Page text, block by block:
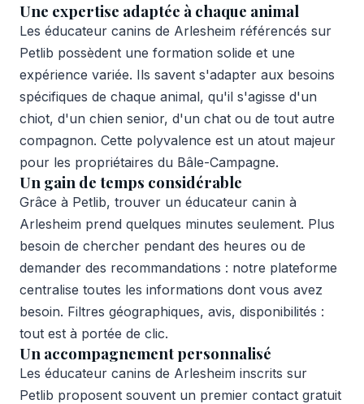
Une expertise adaptée à chaque animal
Les éducateur canins de Arlesheim référencés sur
Petlib possèdent une formation solide et une
expérience variée. Ils savent s'adapter aux besoins
spécifiques de chaque animal, qu'il s'agisse d'un
chiot, d'un chien senior, d'un chat ou de tout autre
compagnon. Cette polyvalence est un atout majeur
pour les propriétaires du Bâle-Campagne.
Un gain de temps considérable
Grâce à Petlib, trouver un éducateur canin à
Arlesheim prend quelques minutes seulement. Plus
besoin de chercher pendant des heures ou de
demander des recommandations : notre plateforme
centralise toutes les informations dont vous avez
besoin. Filtres géographiques, avis, disponibilités :
tout est à portée de clic.
Un accompagnement personnalisé
Les éducateur canins de Arlesheim inscrits sur
Petlib proposent souvent un premier contact gratuit